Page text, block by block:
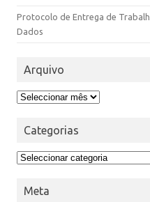
Protocolo de Entrega de
Dados
Arquivo
Categorias
Meta